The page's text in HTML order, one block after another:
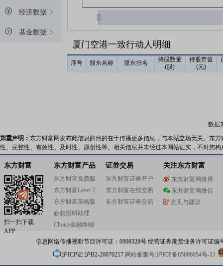
经济数据
基金数据
厦门空港一致行动人明细
序号 股东名称 股东排名
持股数量
(股)
持股市值
(元)
数据
郑重声明： 东方财富网发布此信息的目的在于传播更多信息，与本站立场无关。东
性、完整性、有效性、及时性、原创性等。相关信息并未经过本网站证实，不对您
东方财富
扫一扫下载
APP
东方财富产品
东方财富免费版
东方财富Level-2
东方财富策略版
妙想投研助理
Choice金融终端
证券交易
东方财富证券开户
东方财富在线交易
东方财富证券交易
关注东方财富
东方财富网微博
东方财富网微信
意见与建议
信息网络传播视听节目许可证：0908328号 经营证券期货业务许可证编
沪ICP证:沪B2-20070217 网站备案号:沪ICP备05006054号-11